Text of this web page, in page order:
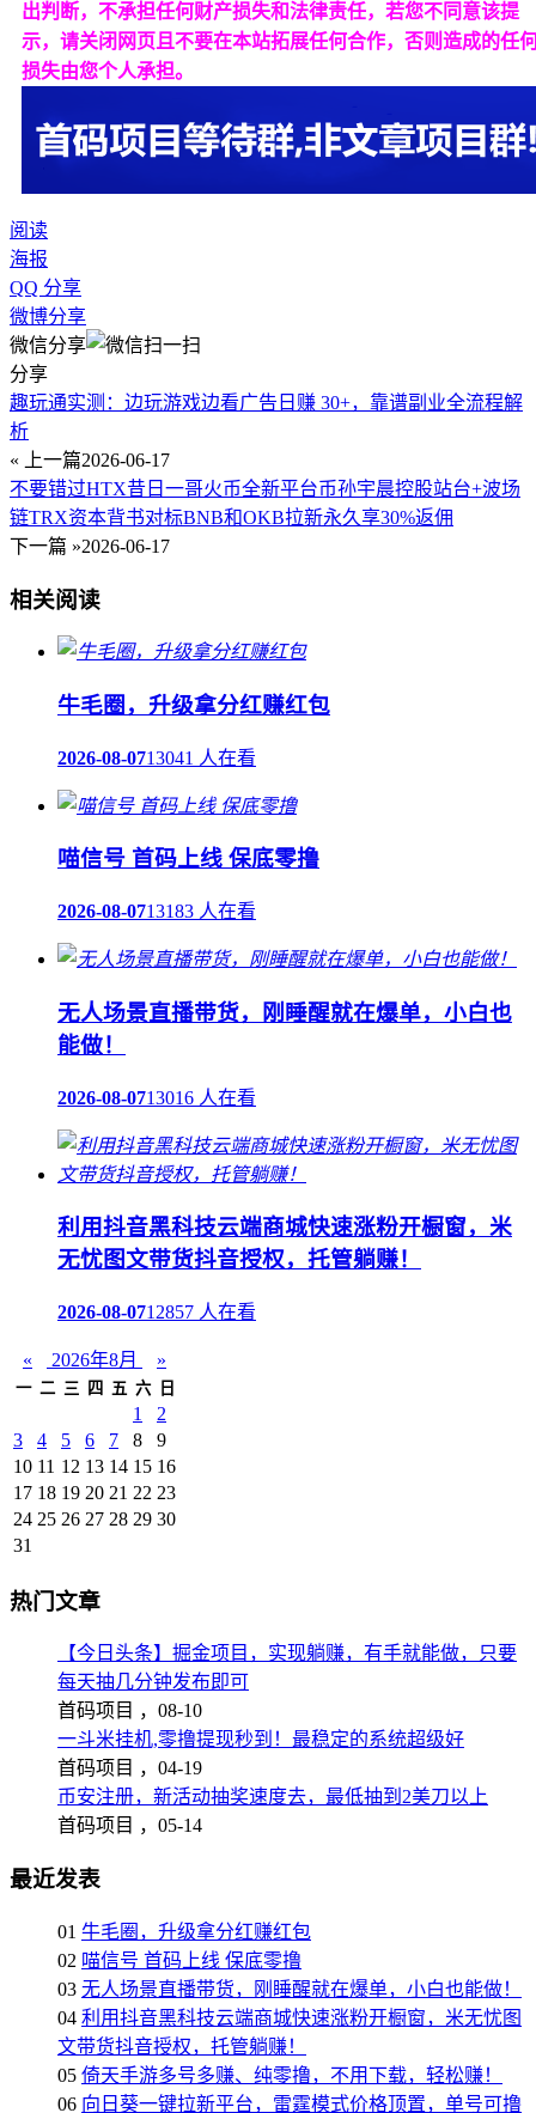
出判断，不承担任何财产损失和法律责任，若您不同意该提
示，请关闭网页且不要在本站拓展任何合作，否则造成的任
损失由您个人承担。
阅读
海报
QQ 分享
微博分享
微信分享
分享
趣玩通实测：边玩游戏边看广告日赚 30+，靠谱副业全流程解
析
« 上一篇2026-06-17
不要错过HTX昔日一哥火币全新平台币孙宇晨控股站台+波场
链TRX资本背书对标BNB和OKB拉新永久享30%返佣
下一篇 »2026-06-17
相关阅读
牛毛圈，升级拿分红赚红包
2026-08-0713041 人在看
喵信号 首码上线 保底零撸
2026-08-0713183 人在看
无人场景直播带货，刚睡醒就在爆单，小白也
能做！
2026-08-0713016 人在看
利用抖音黑科技云端商城快速涨粉开橱窗，米
无忧图文带货抖音授权，托管躺赚！
2026-08-0712857 人在看
« 2026年8月 »
一 二 三 四 五 六 日
1
2
3
4 5 6 7 8
9
10 11 12 13 14 15 16
17 18 19 20 21 22 23
24 25 26 27 28 29 30
31
热门文章
【今日头条】掘金项目，实现躺赚，有手就能做，只要
每天抽几分钟发布即可
首码项目 ， 08-10
一斗米挂机,零撸提现秒到！最稳定的系统超级好
首码项目 ， 04-19
币安注册，新活动抽奖速度去，最低抽到2美刀以上
首码项目 ， 05-14
最近发表
01 牛毛圈，升级拿分红赚红包
02 喵信号 首码上线 保底零撸
03 无人场景直播带货，刚睡醒就在爆单，小白也能做！
04 利用抖音黑科技云端商城快速涨粉开橱窗，米无忧图
文带货抖音授权，托管躺赚！
05 倚天手游多号多赚、纯零撸，不用下载，轻松赚！
06 向日葵一键拉新平台，雷霆模式价格顶置，单号可撸